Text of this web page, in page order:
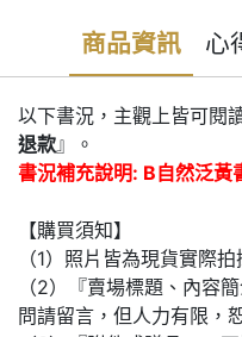
商品資訊 心
以下書況，主觀上皆可閱
退款』。
書況補充說明: B自然泛黃
【購買須知】
（1）照片皆為現貨實際
（2）『賣場標題、內容
問請留言，但人力有限，